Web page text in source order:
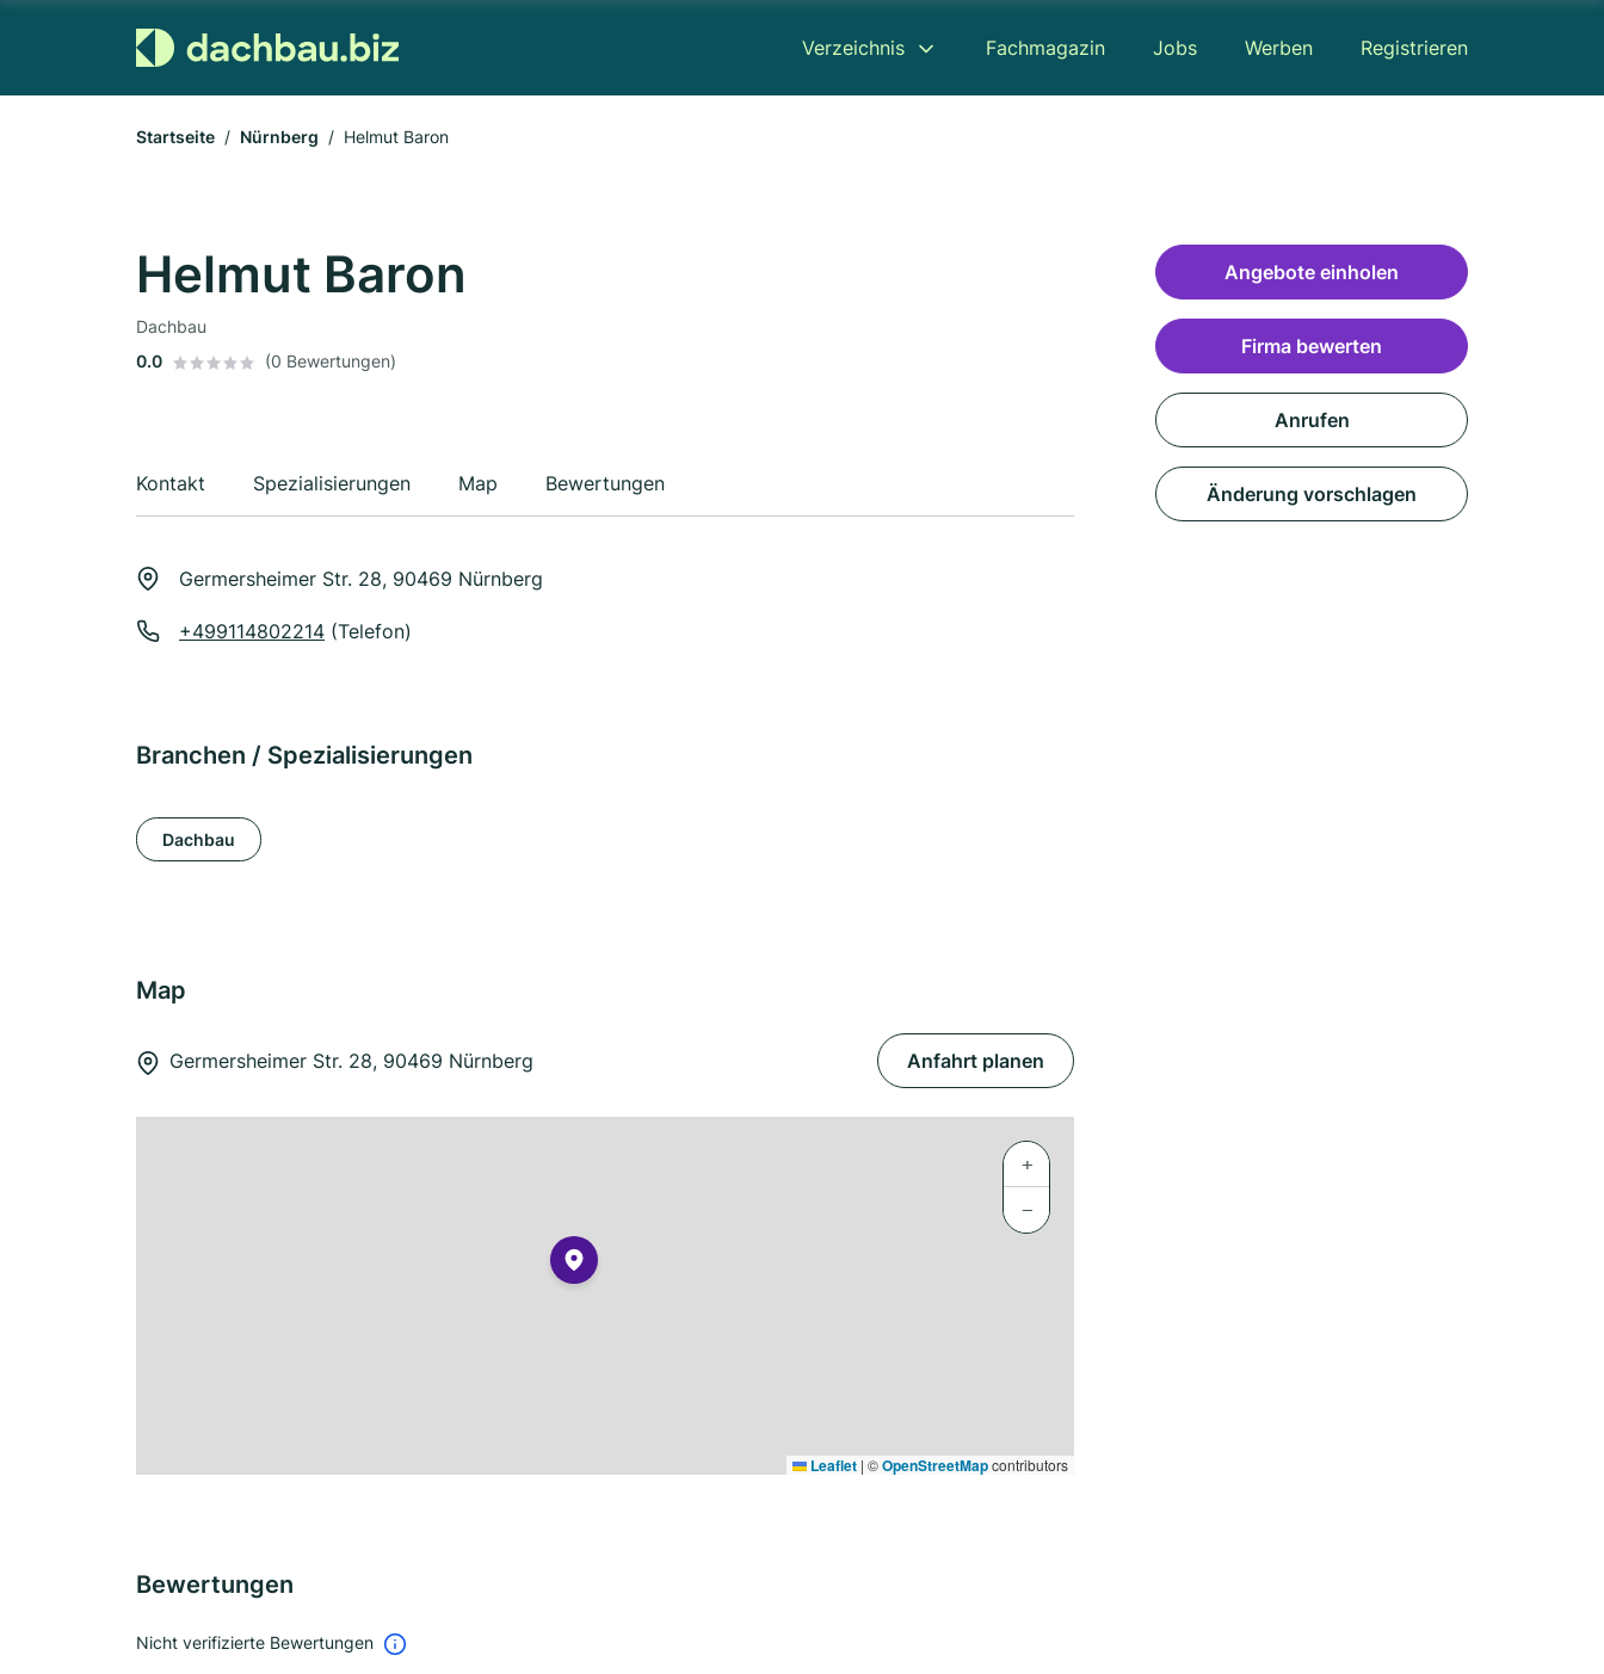
Verzeichnis Fachmagazin Jobs Werben Registrieren
Startseite Nürnberg Helmut Baron
Helmut Baron
Dachbau
0.0
(0 Bewertungen)
Kontakt Spezialisierungen Map Bewertungen
Germersheimer Str. 28, 90469 Nürnberg
+499114802214 (Telefon)
Branchen / Spezialisierungen
Dachbau
Map
Germersheimer Str. 28, 90469 Nürnberg Anfahrt planen
+
−
Leaflet | ©OpenStreetMapcontributors
Bewertungen
Nicht verifizierte Bewertungen
Angebote einholen
Firma bewerten
Anrufen
Änderung vorschlagen